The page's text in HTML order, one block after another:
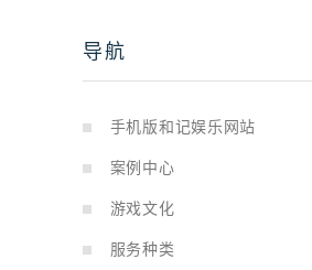
导航
手机版和记娱乐网站
案例中心
游戏文化
服务种类